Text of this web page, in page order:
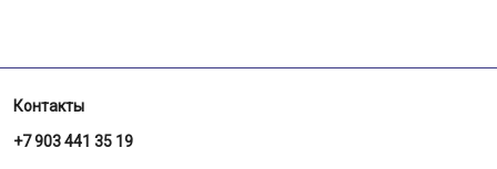
Контакты
+7 903 441 35 19